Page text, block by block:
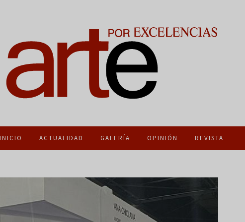
INICIO ACTUALIDAD GALERÍA OPINIÓN REVISTA